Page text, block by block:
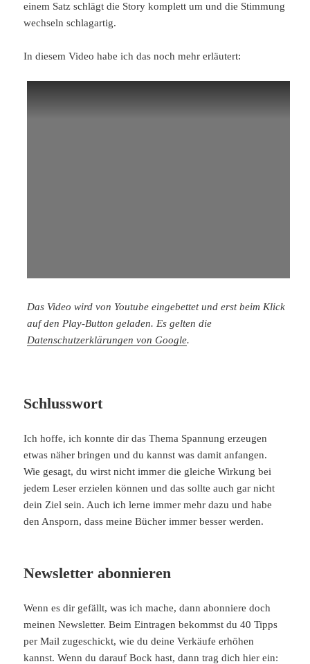
einem Satz schlägt die Story komplett um und die Stimmung
wechseln schlagartig.
In diesem Video habe ich das noch mehr erläutert:
Das Video wird von Youtube eingebettet und erst beim Klick
auf den Play-Button geladen. Es gelten die
Datenschutzerklärungen von Google.
Schlusswort
Ich hoffe, ich konnte dir das Thema Spannung erzeugen
etwas näher bringen und du kannst was damit anfangen.
Wie gesagt, du wirst nicht immer die gleiche Wirkung bei
jedem Leser erzielen können und das sollte auch gar nicht
dein Ziel sein. Auch ich lerne immer mehr dazu und habe
den Ansporn, dass meine Bücher immer besser werden.
Newsletter abonnieren
Wenn es dir gefällt, was ich mache, dann abonniere doch
meinen Newsletter. Beim Eintragen bekommst du 40 Tipps
per Mail zugeschickt, wie du deine Verkäufe erhöhen
kannst. Wenn du darauf Bock hast, dann trag dich hier ein: